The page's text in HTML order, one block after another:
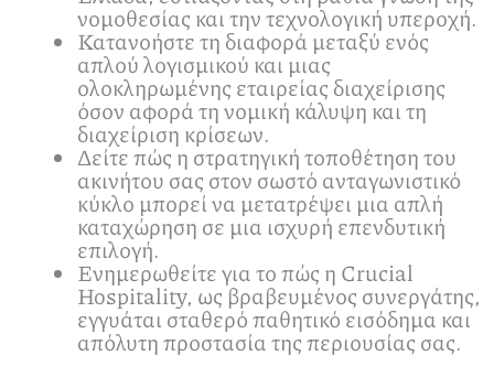
νομοθεσίας και την τεχνολογική υπεροχή.
Κατανοήστε τη διαφορά μεταξύ ενός
απλού λογισμικού και μιας
ολοκληρωμένης εταιρείας διαχείρισης
όσον αφορά τη νομική κάλυψη και τη
διαχείριση κρίσεων.
Δείτε πώς η στρατηγική τοποθέτηση του
ακινήτου σας στον σωστό ανταγωνιστικό
κύκλο μπορεί να μετατρέψει μια απλή
καταχώρηση σε μια ισχυρή επενδυτική
επιλογή.
Ενημερωθείτε για το πώς η Crucial
Hospitality, ως βραβευμένος συνεργάτης,
εγγυάται σταθερό παθητικό εισόδημα και
απόλυτη προστασία της περιουσίας σας.